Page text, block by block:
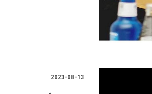
2023-08-13